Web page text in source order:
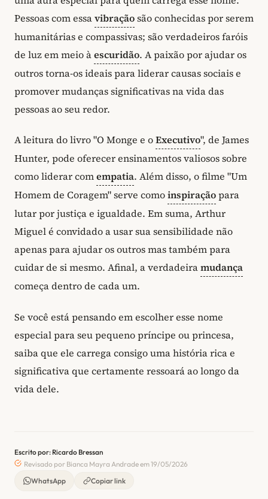
Pessoas com essavibraçãosão conhecidas por serem
humanitárias e compassivas; são verdadeiros faróis
de luz em meio àescuridão. A paixão por ajudar os
outros torna-os ideais para liderar causas sociais e
promover mudanças significativas na vida das
pessoas ao seu redor.
A leitura do livro "O Monge e oExecutivo", de James
Hunter, pode oferecer ensinamentos valiosos sobre
como liderar comempatia. Além disso, o filme "Um
Homem de Coragem" serve comoinspiraçãopara
lutar por justiça e igualdade. Em suma, Arthur
Miguel é convidado a usar sua sensibilidade não
apenas para ajudar os outros mas também para
cuidar de si mesmo. Afinal, a verdadeiramudança
começa dentro de cada um.
Se você está pensando em escolher esse nome
especial para seu pequeno príncipe ou princesa,
saiba que ele carrega consigo uma história rica e
significativa que certamente ressoará ao longo da
vida dele.
Escrito por: Ricardo Bressan
Revisado por Bianca Mayra Andrade em 19/05/2026
WhatsApp
Copiar link